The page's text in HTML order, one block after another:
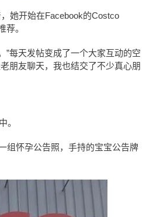
她开始在Facebook的Costco
。
”每天发帖变成了一个大家互动的空
朋友聊天，我也结交了不少真心朋
。
组怀孕公告照，手持的宝宝公告牌